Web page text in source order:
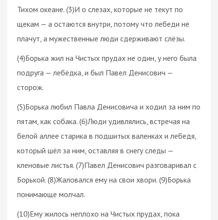
Тихом океане. (3)И о слезах, которые не текут по
щекам — а остаются внутри, потому что лебеди не
плачут, а мужественные люди сдерживают слёзы.
(4)Борька жил на Чистых прудах не один, у него была
подруга — лебёдка, и был Павел Денисович —
сторож.
(5)Борька любил Павла Денисовича и ходил за ним по
пятам, как собака. (6)Люди удивлялись, встречая на
белой аллее старика в подшитых валенках и лебедя,
который шёл за ним, оставляя в снегу следы —
кленовые листья. (7)Павел Денисович разговаривал с
Борькой. (8)Жаловался ему на свои хвори. (9)Борька
понимающе молчал.
(10)Ему жилось неплохо на Чистых прудах, пока